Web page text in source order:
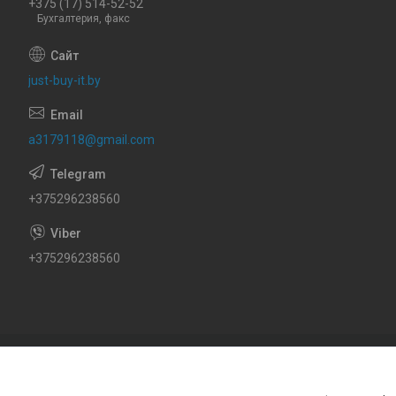
+375 (17) 514-52-52
Бухгалтерия, факс
just-buy-it.by
a3179118@gmail.com
+375296238560
+375296238560